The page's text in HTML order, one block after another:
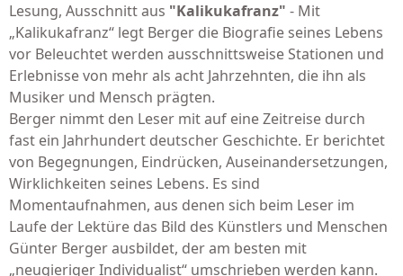
Lesung, Ausschnitt aus "Kalikukafranz" - Mit
„Kalikukafranz“ legt Berger die Biografie seines Lebens
vor Beleuchtet werden ausschnittsweise Stationen und
Erlebnisse von mehr als acht Jahrzehnten, die ihn als
Musiker und Mensch prägten.
Berger nimmt den Leser mit auf eine Zeitreise durch
fast ein Jahrhundert deutscher Geschichte. Er berichtet
von Begegnungen, Eindrücken, Auseinandersetzungen,
Wirklichkeiten seines Lebens. Es sind
Momentaufnahmen, aus denen sich beim Leser im
Laufe der Lektüre das Bild des Künstlers und Menschen
Günter Berger ausbildet, der am besten mit
„neugieriger Individualist“ umschrieben werden kann.